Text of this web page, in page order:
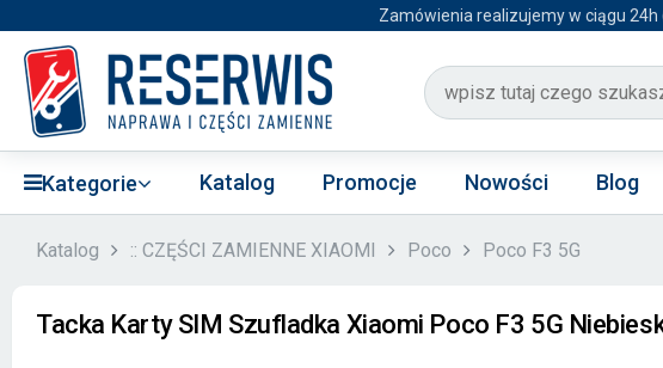
Zamówienia realizujemy w ciągu
Kategorie Katalog Promocje Nowości Blog
Katalog :: CZĘŚCI ZAMIENNE XIAOMI Poco Poco F3 5G
Tacka Karty SIM Szufladka Xiaomi Poco F3 5G